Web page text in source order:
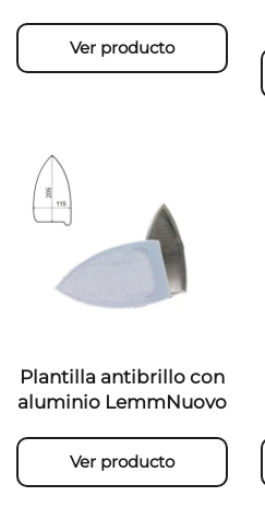
Ver producto
Plantilla antibrillo con
aluminio LemmNuovo
Ver producto